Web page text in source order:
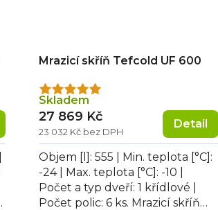
Mrazicí skříň Tefcold UF 600
Průměrné
hodnocení
produktu
je
5,0
z
5
hvězdiček.
Skladem
23 032 Kč bez DPH
27 869 Kč Detail
Objem [l]: 555 | Min. teplota [°C]:
-24 | Max. teplota [°C]: -10 |
Počet a typ dveří: 1 křídlové |
Počet polic: 6 ks. Mrazicí skříň